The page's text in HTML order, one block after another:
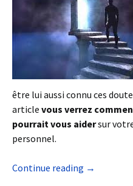
être lui aussi connu ces
article vous verrez
pourrait vous aidersur
personnel.
Continue reading →